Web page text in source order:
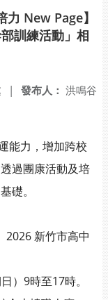
New Page】
訓練活動」相
發布人： 洪鳴谷
|
能力，增加跨校
過團康活動及培
礎。
2026 新竹市高中
）9時至17時。